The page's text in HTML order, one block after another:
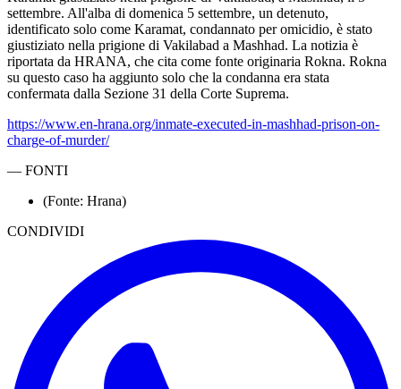
settembre. All'alba di domenica 5 settembre, un detenuto,
identificato solo come Karamat, condannato per omicidio, è stato
giustiziato nella prigione di Vakilabad a Mashhad. La notizia è
riportata da HRANA, che cita come fonte originaria Rokna. Rokna
su questo caso ha aggiunto solo che la condanna era stata
confermata dalla Sezione 31 della Corte Suprema.
https://www.en-hrana.org/inmate-executed-in-mashhad-prison-on-
charge-of-murder/
— FONTI
(Fonte: Hrana)
CONDIVIDI